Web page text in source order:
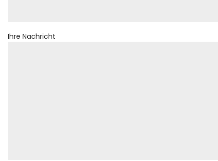
Ihre Nachricht